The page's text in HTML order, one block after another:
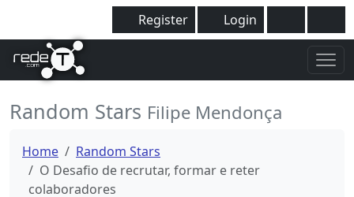
Register Login
Random Stars Filipe Mendonça
Home
Random Stars
O Desafio de recrutar, formar e reter
colaboradores